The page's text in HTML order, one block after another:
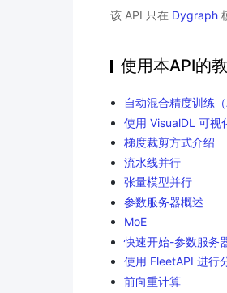
该 API 只在 Dygraph
使用本API的
自动混合精度训练
使用 VisualDL 可视
梯度裁剪方式介绍
流水线并行
张量模型并行
参数服务器概述
MoE
快速开始-参数服务
使用 FleetAPI 进行
前向重计算